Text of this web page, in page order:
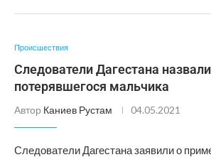
Происшествия
Следователи Дагестана
потерявшегося мальчика
Автор Каниев Рустам 04.05.2021
Следователи Дагестана заявили о